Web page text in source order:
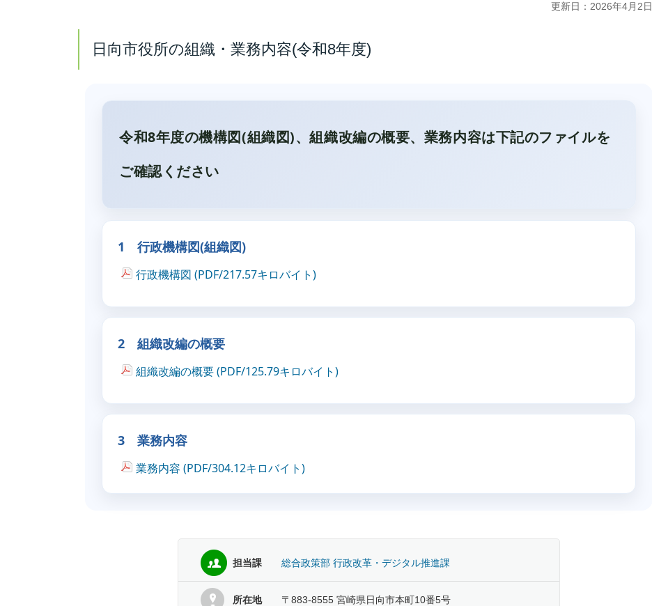
更新日：2026年4月2日
日向市役所の組織・業務内容(令和8年度)
令和8年度の機構図(組織図)、組織改編の概要、業務内容は下記のファイルを
ご確認ください
1 行政機構図(組織図)
行政機構図 (PDF/217.57キロバイト)
2 組織改編の概要
組織改編の概要 (PDF/125.79キロバイト)
3 業務内容
業務内容 (PDF/304.12キロバイト)
担当課 総合政策部 行政改革・デジタル推進課
所在地 〒883-8555 宮崎県日向市本町10番5号